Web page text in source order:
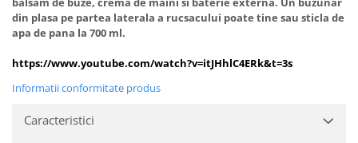
din plasa pe partea laterala a rucsacului poate tine sau sticla de
apa de pana la 700 ml.
https://www.youtube.com/watch?v=itJHhlC4ERk&t=3s
Informatii conformitate produs
Caracteristici